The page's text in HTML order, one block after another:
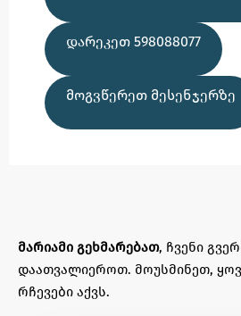
ᲓᲐᲠᲔᲙᲔᲗ 598088077
ᲛᲝᲒᲕᲬᲔᲠᲔᲗ ᲛᲔᲡᲔᲜᲯᲔᲠᲖᲔ
მარიამი გეხმარებათ, ჩვენი
დაათვალიეროთ. მოუსმინეთ,
რჩევები აქვს.